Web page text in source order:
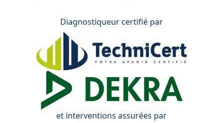
Diagnostiqueur certifié par
et interventions assurées par